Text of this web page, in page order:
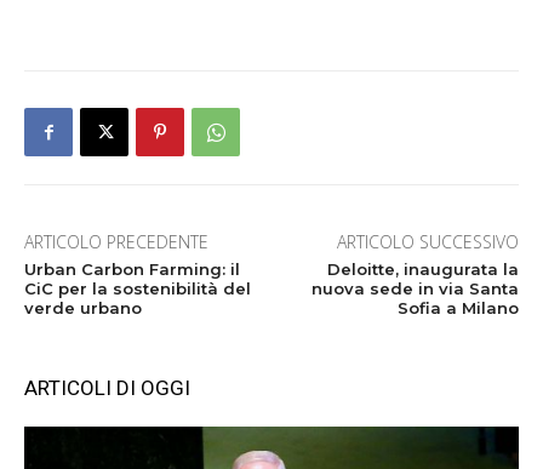
ARTICOLO PRECEDENTE
Urban Carbon Farming: il
CiC per la sostenibilità del
verde urbano
ARTICOLO SUCCESSIVO
Deloitte, inaugurata la
nuova sede in via Santa
Sofia a Milano
ARTICOLI DI OGGI